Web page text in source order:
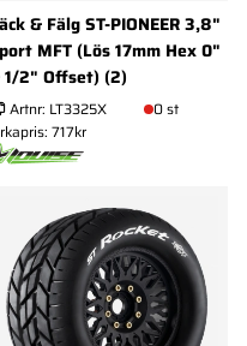
& Fälg ST-PIONEER 3,8"
MFT (Lös 17mm Hex 0"
1/2" Offset) (2)
Artnr: LT3325X
0 st
717kr